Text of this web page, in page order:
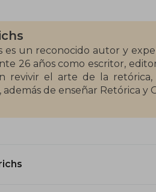
es un reconocido autor y
26 años como escritor,
revivir el arte de la retórica,
además de enseñar Retórica
más destacadas se
la retórica clásica. Otra obra
para enseñar técnicas de